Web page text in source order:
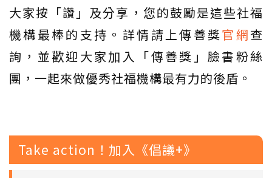
大家按「讚」及分享，您的鼓勵是這些社福
機構最棒的支持。詳情請上傳善獎官網查
詢，並歡迎大家加入「傳善獎」臉書粉絲
團，一起來做優秀社福機構最有力的後盾。
Take action！加入《倡議+》